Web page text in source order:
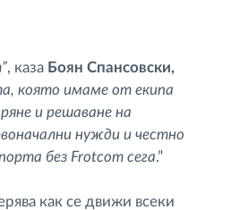
, каза Боян Спансовски,
която имаме от екипа
и решаване на
нужди и честно
без Frotcom сега.”
как се движи всеки